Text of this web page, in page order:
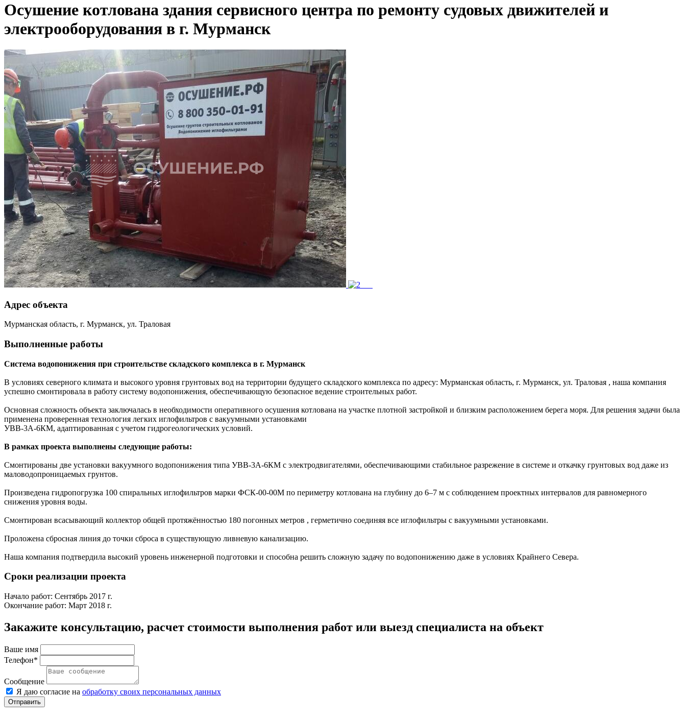
Осушение котлована здания сервисного центра по ремонту судовых движителей и
электрооборудования в г. Мурманск
Адрес объекта
Мурманская область, г. Мурманск, ул. Траловая
Выполненные работы
Система водопонижения при строительстве складского комплекса в г. Мурманск
В условиях северного климата и высокого уровня грунтовых вод на территории будущего складского комплекса по адресу: Мурманская область, г. Мурманск, ул. Траловая , наша компания
успешно смонтировала в работу систему водопонижения, обеспечивающую безопасное ведение строительных работ.
Основная сложность объекта заключалась в необходимости оперативного осушения котлована на участке плотной застройкой и близким расположением берега моря. Для решения задачи была
применена проверенная технология легких иглофильтров с вакуумными установками
УВВ-3А-6КМ, адаптированная с учетом гидрогеологических условий.
В рамках проекта выполнены следующие работы:
Смонтированы две установки вакуумного водопонижения типа УВВ-3А-6КМ с электродвигателями, обеспечивающими стабильное разрежение в системе и откачку грунтовых вод даже из
маловодопроницаемых грунтов.
Произведена гидропогрузка 100 спиральных иглофильтров марки ФСК-00-00М по периметру котлована на глубину до 6–7 м с соблюдением проектных интервалов для равномерного
снижения уровня воды.
Смонтирован всасывающий коллектор общей протяжённостью 180 погонных метров , герметично соединяя все иглофильтры с вакуумными установками.
Проложена сбросная линия до точки сброса в существующую ливневую канализацию.
Наша компания подтвердила высокий уровень инженерной подготовки и способна решить сложную задачу по водопонижению даже в условиях Крайнего Севера.
Сроки реализации проекта
Начало работ: Сентябрь 2017 г.
Окончание работ: Март 2018 г.
Закажите консультацию, расчет стоимости выполнения работ или выезд специалиста на объект
Ваше имя
Телефон*
Сообщение
Я даю согласие на обработку своих персональных данных
Отправить